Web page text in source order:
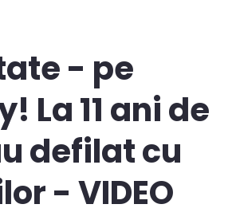
- pe
La 11 ani de
defilat cu
- VIDEO